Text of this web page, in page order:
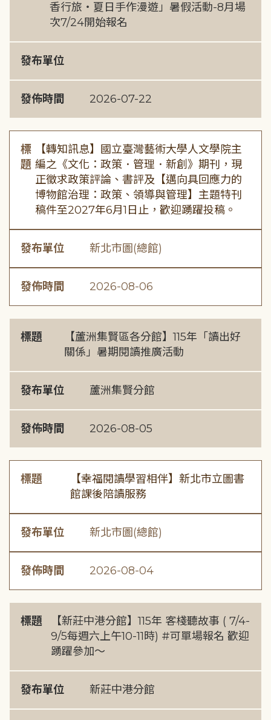
香行旅・夏日手作漫遊」暑假活動-8月場
次7/24開始報名
發布單位
發佈時間 2026-07-22
標
題
【轉知訊息】國立臺灣藝術大學人文學院主
編之《文化：政策．管理．新創》期刊，現
正徵求政策評論、書評及【邁向具回應力的
博物館治理：政策、領導與管理】主題特刊
稿件至2027年6月1日止，歡迎踴躍投稿。
發布單位 新北市圖(總館)
發佈時間 2026-08-06
標題
【蘆洲集賢區各分館】115年「讀出好
關係」暑期閱讀推廣活動
發布單位 蘆洲集賢分館
發佈時間 2026-08-05
標題
【幸福閱讀學習相伴】新北市立圖書
館課後陪讀服務
發布單位 新北市圖(總館)
發佈時間 2026-08-04
標題
【新莊中港分館】115年 客棧聽故事 ( 7/4-
9/5每週六上午10-11時) #可單場報名 歡迎
踴躍參加～
發布單位 新莊中港分館